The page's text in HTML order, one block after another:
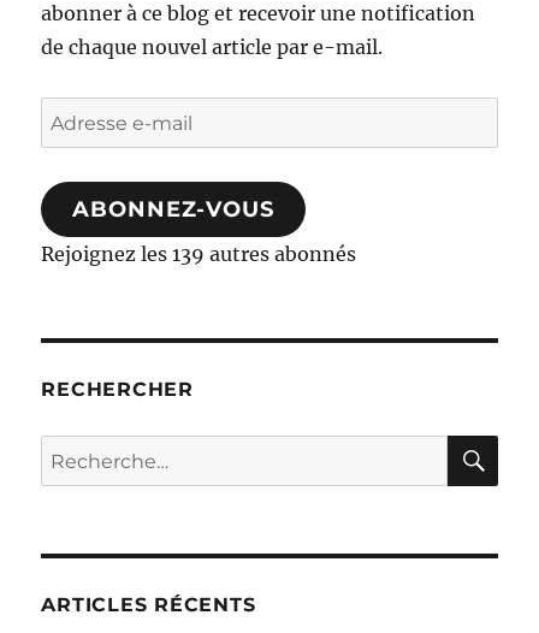
abonner à ce blog et recevoir une notification
de chaque nouvel article par e-mail.
Adresse
e-
mail
ABONNEZ-VOUS
Rejoignez les 139 autres abonnés
RECHERCHER
Recherche
pour :
ARTICLES RÉCENTS